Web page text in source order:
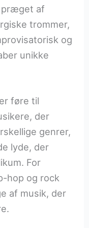
præget af
trommer,
og
unikke
føre til
der
genrer,
lyde, der
For
hop og rock
af musik, der